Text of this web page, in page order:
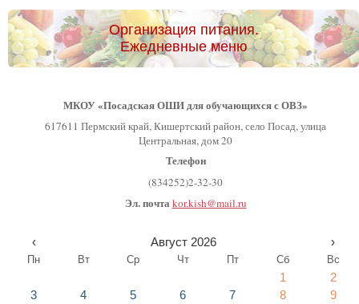
Организация питания.
Ежедневные меню
МКОУ «Посадская ОШИ для обучающихся с ОВЗ»
617611 Пермский край, Кишертский район, село Посад, улица
Центральная, дом 20
Телефон
(834252)2-32-30
Эл. почта kor.kish@mail.ru
‹ Август 2026 ›
Пн Вт Ср Чт Пт Сб Вс
1
2
3
4 5 6 7 8 9